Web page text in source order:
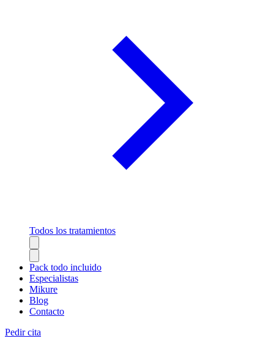
Todos los tratamientos
Pack todo incluido
Especialistas
Mikure
Blog
Contacto
Pedir cita